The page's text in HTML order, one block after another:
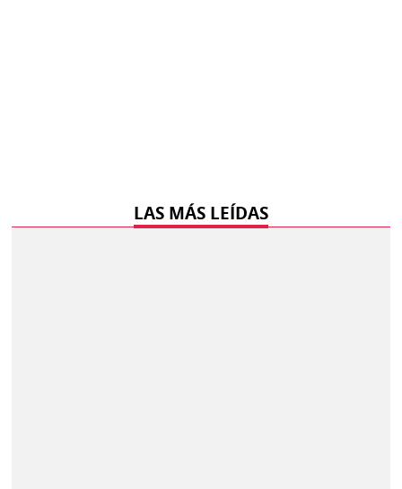
LAS MÁS LEÍDAS